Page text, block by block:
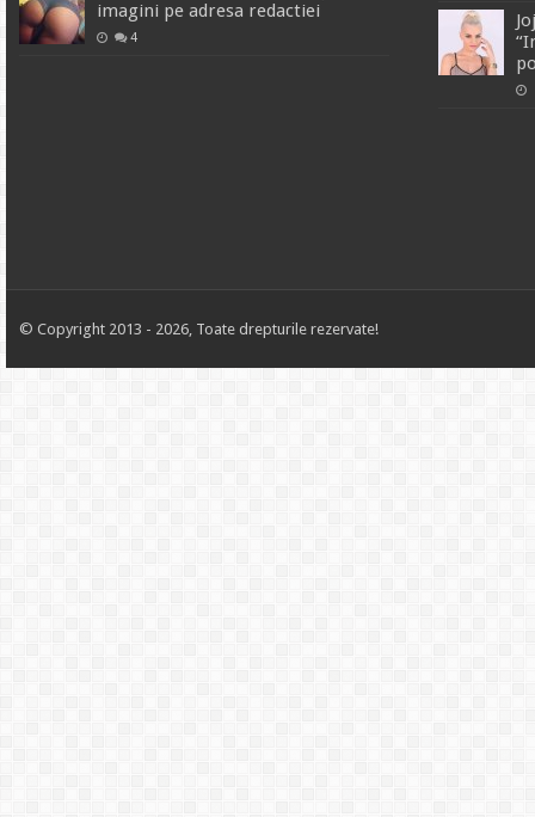
imagini pe adresa redactiei
4
© Copyright 2013 - 2026, Toate drepturile rezervate!